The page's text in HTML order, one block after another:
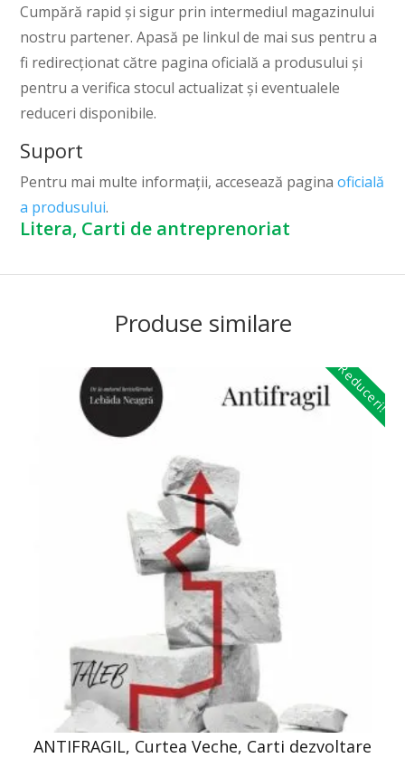
Cumpără rapid și sigur prin intermediul magazinului
nostru partener. Apasă pe linkul de mai sus pentru a
fi redirecționat către pagina oficială a produsului și
pentru a verifica stocul actualizat și eventualele
reduceri disponibile.
Suport
Pentru mai multe informații, accesează paginaoficială
a produsului.
Litera, Carti de antreprenoriat
Produse similare
Reduceri!
ANTIFRAGIL, Curtea Veche, Carti dezvoltare